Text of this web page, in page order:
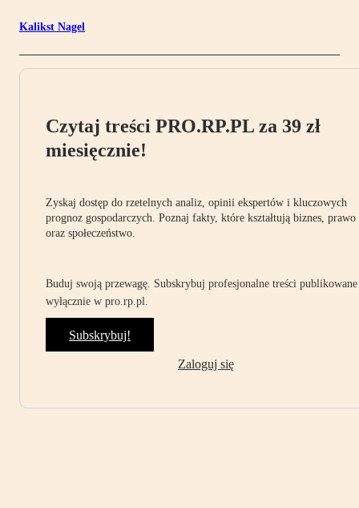
Kalikst Nagel
Czytaj treści PRO.RP.PL za 39 zł
miesięcznie!
Zyskaj dostęp do rzetelnych analiz, opinii ekspertów i kluczowych
prognoz gospodarczych. Poznaj fakty, które kształtują biznes, prawo
oraz społeczeństwo.
Buduj swoją przewagę. Subskrybuj profesjonalne treści publikowane
wyłącznie w pro.rp.pl.
Subskrybuj!
Zaloguj się